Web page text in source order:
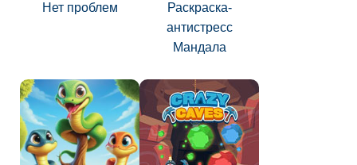
Нет проблем
Раскраска-
антистресс
Мандала